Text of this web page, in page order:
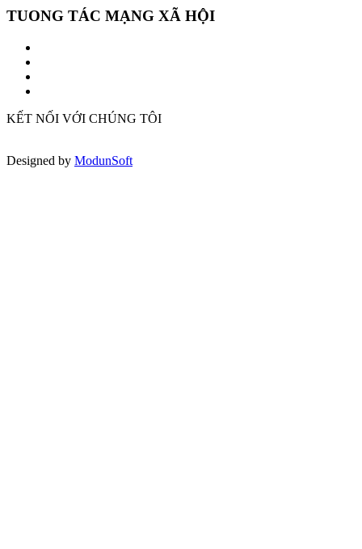
TUONG TÁC MẠNG XÃ HỘI
KẾT NỐI VỚI CHÚNG TÔI
Designed by ModunSoft